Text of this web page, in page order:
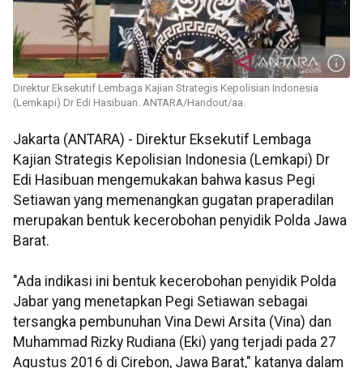
Direktur Eksekutif Lembaga Kajian Strategis Kepolisian Indonesia
(Lemkapi) Dr Edi Hasibuan. ANTARA/Handout/aa.
Jakarta (ANTARA) - Direktur Eksekutif Lembaga
Kajian Strategis Kepolisian Indonesia (Lemkapi) Dr
Edi Hasibuan mengemukakan bahwa kasus Pegi
Setiawan yang memenangkan gugatan praperadilan
merupakan bentuk kecerobohan penyidik Polda Jawa
Barat.
"Ada indikasi ini bentuk kecerobohan penyidik Polda
Jabar yang menetapkan Pegi Setiawan sebagai
tersangka pembunuhan Vina Dewi Arsita (Vina) dan
Muhammad Rizky Rudiana (Eki) yang terjadi pada 27
Agustus 2016 di Cirebon, Jawa Barat," katanya dalam